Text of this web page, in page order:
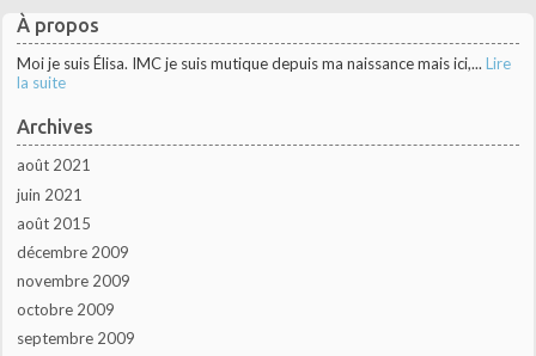
À propos
Moi je suis Élisa. IMC je suis mutique depuis ma naissance mais ici,... Lire
la suite
Archives
août 2021
juin 2021
août 2015
décembre 2009
novembre 2009
octobre 2009
septembre 2009